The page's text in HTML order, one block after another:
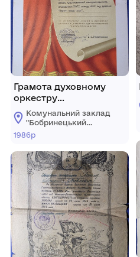
Грамота духовному
оркестру
Ковальовского ДК за
участие смотре
художественной
"Партии славу поем"
Комунальний заклад
"Бобринецький
міський
краєзнавчий музей
імені Миколи
Смоленчука"
Бобринецької
міської ради
1986р